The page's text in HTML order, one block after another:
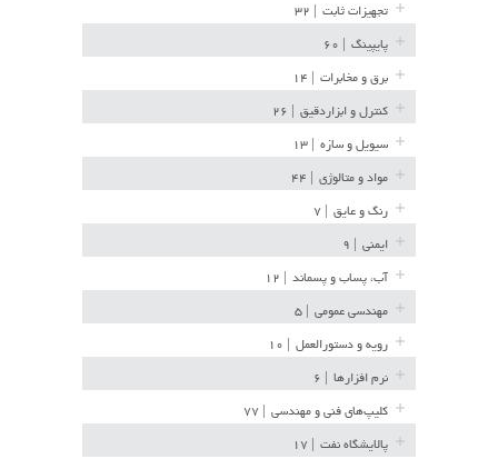
تجهیزات ثابت
پایپینگ
برق و مخابرات
کنترل و ابزاردقیق
سیویل و سازه
مواد و متالوژی
رنگ و عایق
ایمنی
آب، پساب و پسماند
مهندسی عمومی
رویه و دستورالعمل
نرم افزارها
کلیپ‌های فنی و مهندسی
پالایشگاه نفت